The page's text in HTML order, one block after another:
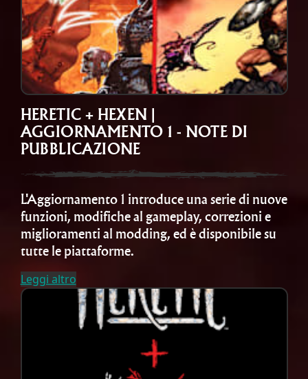
HERETIC + HEXEN |
AGGIORNAMENTO 1 - NOTE DI
PUBBLICAZIONE
L'Aggiornamento 1 introduce una serie di nuove
funzioni, modifiche al gameplay, correzioni e
miglioramenti al modding, ed è disponibile su
tutte le piattaforme.
Leggi altro